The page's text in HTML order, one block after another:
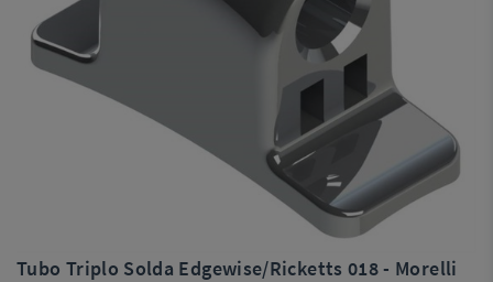
Tubo Triplo Solda Edgewise/Ricketts 018 - Morelli